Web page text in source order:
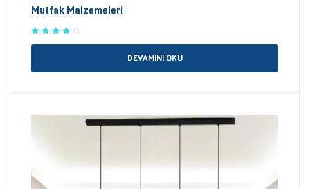
Mutfak Malzemeleri
DEVAMINI OKU